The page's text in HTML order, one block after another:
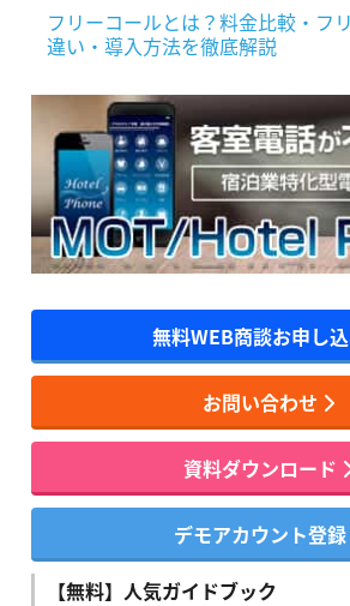
フリーコールとは？料金比較・フ
違い・導入方法を徹底解説
無料WEB商談お申し
お問い合わせ
資料ダウンロード
デモアカウント登録
【無料】人気ガイドブック